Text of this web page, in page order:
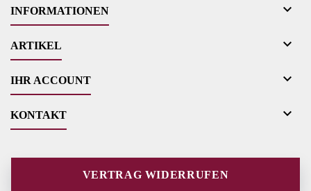
INFORMATIONEN 
ARTIKEL 
IHR ACCOUNT 
KONTAKT 
VERTRAG WIDERRUFEN